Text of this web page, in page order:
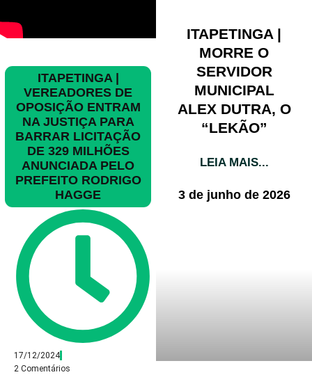
ITAPETINGA |
VEREADORES DE
OPOSIÇÃO ENTRAM
NA JUSTIÇA PARA
BARRAR LICITAÇÃO
DE 329 MILHÕES
ANUNCIADA PELO
PREFEITO RODRIGO
HAGGE
17/12/2024
2 Comentários
ITAPETINGA |
MORRE O
SERVIDOR
MUNICIPAL
ALEX DUTRA, O
“LEKÃO”
LEIA MAIS...
3 de junho de 2026